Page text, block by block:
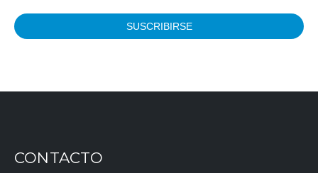
CONTACTO